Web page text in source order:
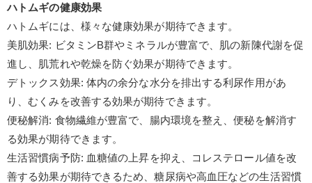
ハトムギの健康効果
ハトムギには、様々な健康効果が期待できます。
美肌効果: ビタミンB群やミネラルが豊富で、肌の新陳代謝を促
進し、肌荒れや乾燥を防ぐ効果が期待できます。
デトックス効果: 体内の余分な水分を排出する利尿作用があ
り、むくみを改善する効果が期待できます。
便秘解消: 食物繊維が豊富で、腸内環境を整え、便秘を解消す
る効果が期待できます。
生活習慣病予防: 血糖値の上昇を抑え、コレステロール値を改
善する効果が期待できるため、糖尿病や高血圧などの生活習慣